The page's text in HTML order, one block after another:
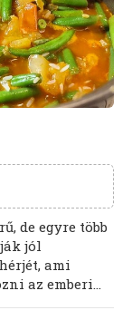
de egyre több
jól
ami
az emberi...